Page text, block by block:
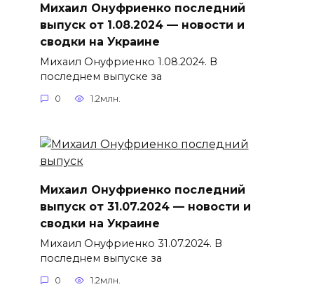
Михаил Онуфриенко последний
выпуск от 1.08.2024 — новости и
сводки на Украине
Михаил Онуфриенко 1.08.2024. В
последнем выпуске за
0 1.2млн.
Михаил Онуфриенко последний
выпуск от 31.07.2024 — новости и
сводки на Украине
Михаил Онуфриенко 31.07.2024. В
последнем выпуске за
0 1.2млн.